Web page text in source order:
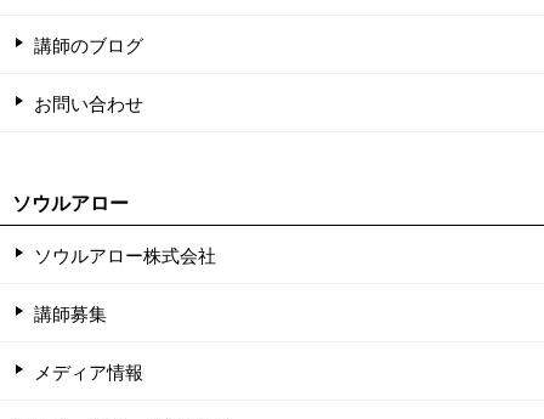
講師のブログ
お問い合わせ
ソウルアロー
ソウルアロー株式会社
講師募集
メディア情報